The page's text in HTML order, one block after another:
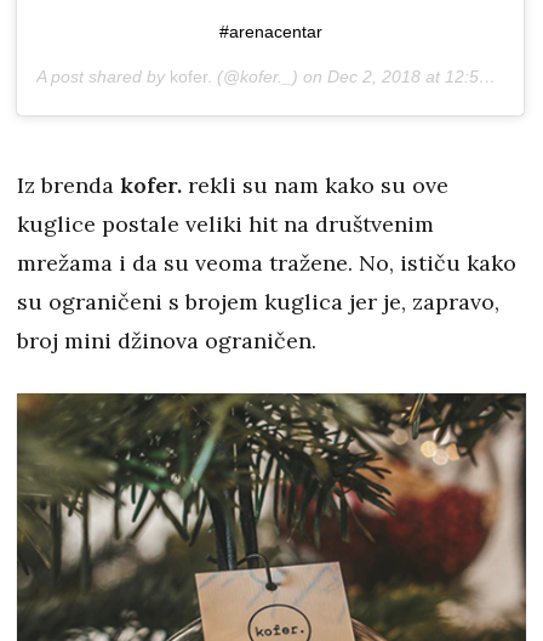
#arenacentar
A post shared by kofer. (@kofer._) on Dec 2, 2018 at 12:58am PST
Iz brenda kofer. rekli su nam kako su ove
kuglice postale veliki hit na društvenim
mrežama i da su veoma tražene. No, ističu kako
su ograničeni s brojem kuglica jer je, zapravo,
broj mini džinova ograničen.